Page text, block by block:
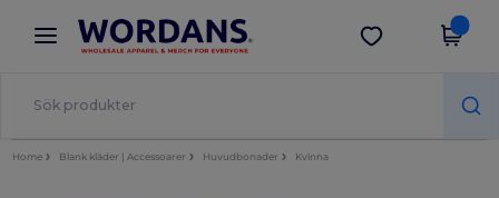
× Wordans-app
Bättre priser i appen!
Hämta app
Home Blank kläder | Accessoarer Huvudbonader Kvinna